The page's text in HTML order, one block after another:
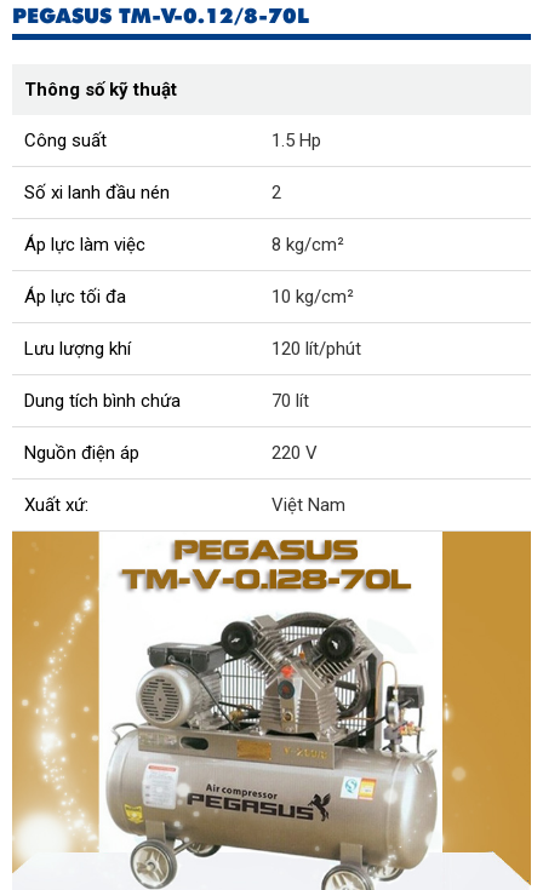
PEGASUS TM-V-0.12/8-70L
Thông số kỹ thuật
Công suất 1.5 Hp
Số xi lanh đầu nén 2
Áp lực làm việc 8 kg/cm²
Áp lực tối đa 10 kg/cm²
Lưu lượng khí 120 lít/phút
Dung tích bình chứa 70 lít
Nguồn điện áp 220 V
Xuất xứ: Việt Nam